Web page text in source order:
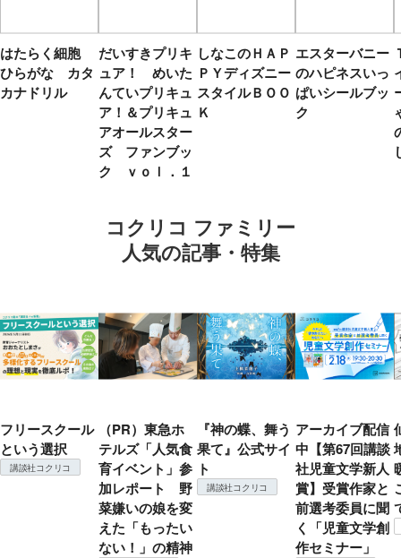
はたらく細胞
ひらがな カタ
カナドリル
だいすきプリキ
ュア！ めいた
んていプリキュ
ア！＆プリキュ
アオールスター
ズ ファンブッ
ク ｖｏｌ．１
しなこのＨＡＰ
ＰＹディズニー
スタイルＢＯＯ
Ｋ
エスターバニー
のハピネスいっ
ぱいシールブッ
ク
コクリコ ファミリー
人気の記事・特集
フリースクール
という選択
講談社コクリコ
（PR）東急ホ
テルズ「人気食
育イベント」参
加レポート 野
菜嫌いの娘を変
えた「もったい
ない！」の精神
『神の蝶、舞う
果て』公式サイ
ト
講談社コクリコ
アーカイブ配信
中【第67回講談
社児童文学新人
賞】受賞作家と
前選考委員に聞
く「児童文学創
作セミナー」